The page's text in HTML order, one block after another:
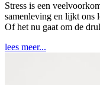
Stress is een
samenleving en lijkt ons
Of het nu gaat om de
lees meer...